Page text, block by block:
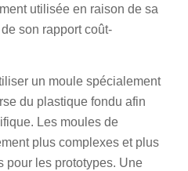
utilisée en raison de sa
son rapport coût-
un moule spécialement
du plastique fondu afin
Les moules de
plus complexes et plus
pour les prototypes. Une